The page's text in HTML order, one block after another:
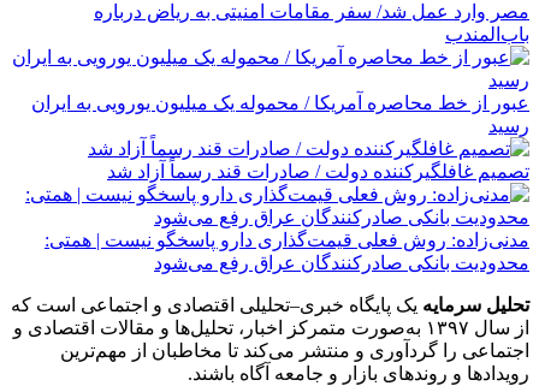
مصر وارد عمل شد/ سفر مقامات امنیتی به ریاض درباره
باب‌المندب
عبور از خط محاصره آمریکا / محموله یک میلیون یورویی به ایران
رسید
تصمیم غافلگیرکننده دولت / صادرات قند رسماً آزاد شد
مدنی‌زاده: روش فعلی قیمت‌گذاری دارو پاسخگو نیست | همتی:
محدودیت بانکی صادرکنندگان عراق رفع می‌شود
تحلیل سرمایه یک پایگاه خبری–تحلیلی اقتصادی و اجتماعی است که
از سال ۱۳۹۷ به‌صورت متمرکز اخبار، تحلیل‌ها و مقالات اقتصادی و
اجتماعی را گردآوری و منتشر می‌کند تا مخاطبان از مهم‌ترین
رویدادها و روندهای بازار و جامعه آگاه باشند.